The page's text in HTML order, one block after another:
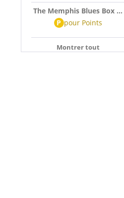
The Memphis Blues Box ...
P pour Points
Montrer tout